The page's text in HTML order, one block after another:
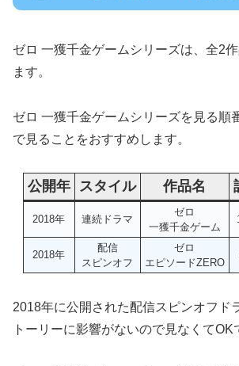
ゼロ 一獲千金ゲームシリーズは、全2
ます。
ゼロ 一獲千金ゲームシリーズを見る順
で見ることをおすすめします。
公開年 スタイル 作品名
2018年 連続ドラマ
ゼロ
一獲千金ゲーム
2018年
配信
スピンオフ
ゼロ
エピソードZERO
2018年に公開された配信スピンオフド
トーリーに影響がないので見なくてOK